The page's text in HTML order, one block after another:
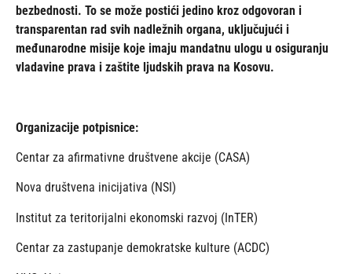
bezbednosti. To se može postići jedino kroz odgovoran i
transparentan rad svih nadležnih organa, uključujući i
međunarodne misije koje imaju mandatnu ulogu u osiguranju
vladavine prava i zaštite ljudskih prava na Kosovu.
Organizacije potpisnice:
Centar za afirmativne društvene akcije (CASA)
Nova društvena inicijativa (NSI)
Institut za teritorijalni ekonomski razvoj (InTER)
Centar za zastupanje demokratske kulture (ACDC)